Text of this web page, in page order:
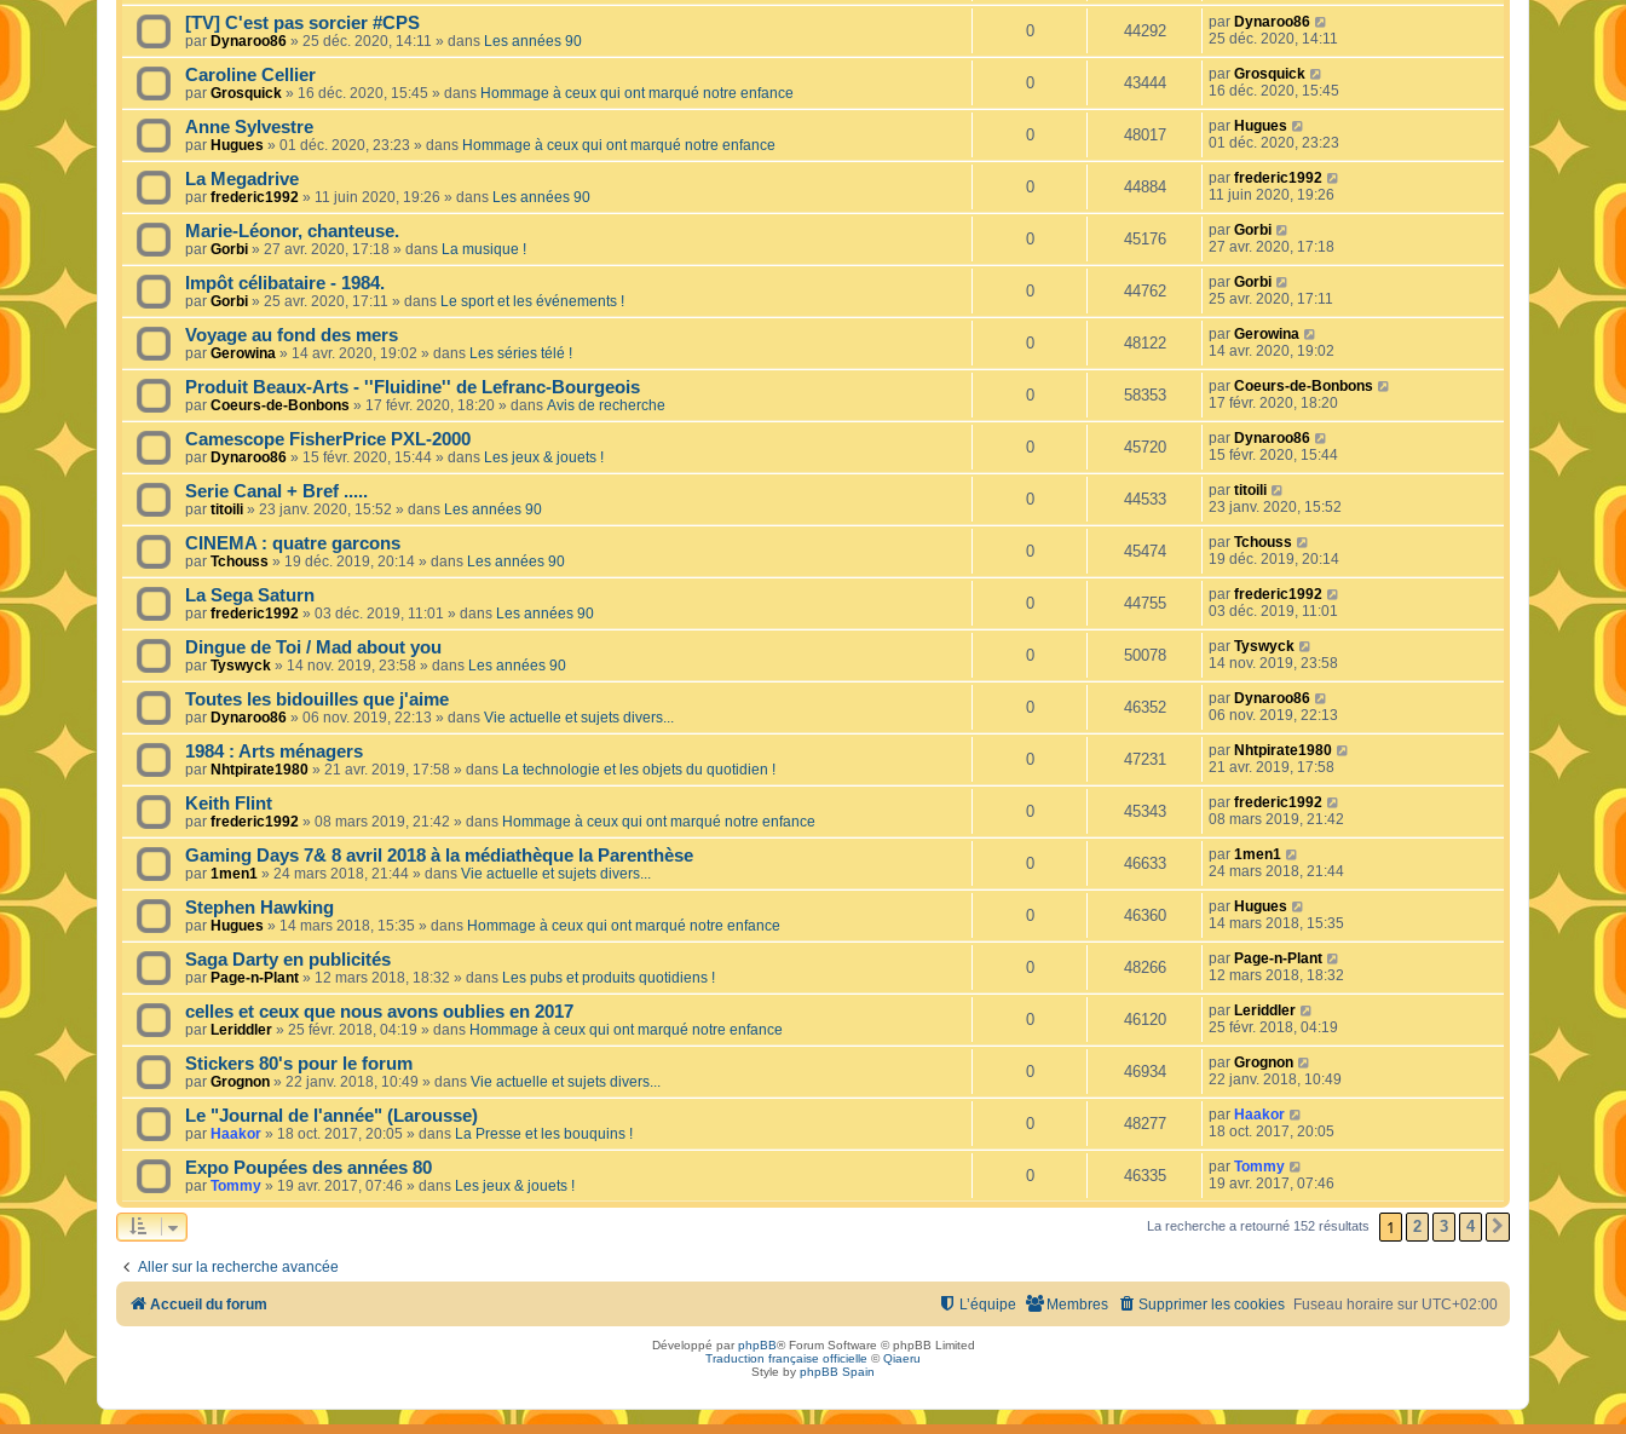
[TV] C'est pas sorcier #CPS
par Dynaroo86 » 25 déc. 2020, 14:11 » dans Les années 90
0 44292 par Dynaroo86
25 déc. 2020, 14:11
Caroline Cellier
par Grosquick » 16 déc. 2020, 15:45 » dans Hommage à ceux qui ont marqué notre enfance
0 43444 par Grosquick
16 déc. 2020, 15:45
Anne Sylvestre
par Hugues » 01 déc. 2020, 23:23 » dans Hommage à ceux qui ont marqué notre enfance
0 48017 par Hugues
01 déc. 2020, 23:23
La Megadrive
par frederic1992 » 11 juin 2020, 19:26 » dans Les années 90
0 44884 par frederic1992
11 juin 2020, 19:26
Marie-Léonor, chanteuse.
par Gorbi » 27 avr. 2020, 17:18 » dans La musique !
0 45176 par Gorbi
27 avr. 2020, 17:18
Impôt célibataire - 1984.
par Gorbi » 25 avr. 2020, 17:11 » dans Le sport et les événements !
0 44762 par Gorbi
25 avr. 2020, 17:11
Voyage au fond des mers
par Gerowina » 14 avr. 2020, 19:02 » dans Les séries télé !
0 48122 par Gerowina
14 avr. 2020, 19:02
Produit Beaux-Arts - ''Fluidine'' de Lefranc-Bourgeois
par Coeurs-de-Bonbons » 17 févr. 2020, 18:20 » dans Avis de recherche
0 58353 par Coeurs-de-Bonbons
17 févr. 2020, 18:20
Camescope FisherPrice PXL-2000
par Dynaroo86 » 15 févr. 2020, 15:44 » dans Les jeux & jouets !
0 45720 par Dynaroo86
15 févr. 2020, 15:44
Serie Canal + Bref .....
par titoili » 23 janv. 2020, 15:52 » dans Les années 90
0 44533 par titoili
23 janv. 2020, 15:52
CINEMA : quatre garcons
par Tchouss » 19 déc. 2019, 20:14 » dans Les années 90
0 45474 par Tchouss
19 déc. 2019, 20:14
La Sega Saturn
par frederic1992 » 03 déc. 2019, 11:01 » dans Les années 90
0 44755 par frederic1992
03 déc. 2019, 11:01
Dingue de Toi / Mad about you
par Tyswyck » 14 nov. 2019, 23:58 » dans Les années 90
0 50078 par Tyswyck
14 nov. 2019, 23:58
Toutes les bidouilles que j'aime
par Dynaroo86 » 06 nov. 2019, 22:13 » dans Vie actuelle et sujets divers...
0 46352 par Dynaroo86
06 nov. 2019, 22:13
1984 : Arts ménagers
par Nhtpirate1980 » 21 avr. 2019, 17:58 » dans La technologie et les objets du quotidien !
0 47231 par Nhtpirate1980
21 avr. 2019, 17:58
Keith Flint
par frederic1992 » 08 mars 2019, 21:42 » dans Hommage à ceux qui ont marqué notre enfance
0 45343 par frederic1992
08 mars 2019, 21:42
Gaming Days 7& 8 avril 2018 à la médiathèque la Parenthèse
par 1men1 » 24 mars 2018, 21:44 » dans Vie actuelle et sujets divers...
0 46633 par 1men1
24 mars 2018, 21:44
Stephen Hawking
par Hugues » 14 mars 2018, 15:35 » dans Hommage à ceux qui ont marqué notre enfance
0 46360 par Hugues
14 mars 2018, 15:35
Saga Darty en publicités
par Page-n-Plant » 12 mars 2018, 18:32 » dans Les pubs et produits quotidiens !
0 48266 par Page-n-Plant
12 mars 2018, 18:32
celles et ceux que nous avons oublies en 2017
par Leriddler » 25 févr. 2018, 04:19 » dans Hommage à ceux qui ont marqué notre enfance
0 46120 par Leriddler
25 févr. 2018, 04:19
Stickers 80's pour le forum
par Grognon » 22 janv. 2018, 10:49 » dans Vie actuelle et sujets divers...
0 46934 par Grognon
22 janv. 2018, 10:49
Le "Journal de l'année" (Larousse)
par Haakor » 18 oct. 2017, 20:05 » dans La Presse et les bouquins !
0 48277 par Haakor
18 oct. 2017, 20:05
Expo Poupées des années 80
par Tommy » 19 avr. 2017, 07:46 » dans Les jeux & jouets !
0 46335 par Tommy
19 avr. 2017, 07:46
La recherche a retourné 152 résultats 1 2 3 4 SUIVANT
Aller sur la recherche avancée
Accueil du forum Fuseau horaire sur UTC+02:00
Supprimer les cookies
Membres
L’équipe
Développé parphpBB® Forum Software © phpBB Limited
Traduction française officielle ©Qiaeru
Style by phpBB Spain